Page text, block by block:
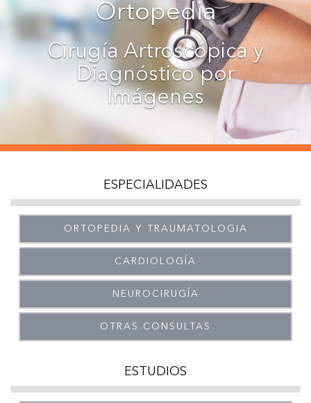
Ortopedia
Cirugía Artroscópica y
Diagnóstico por
Imágenes
ESPECIALIDADES
ORTOPEDIA Y TRAUMATOLOGIA
CARDIOLOGÍA
NEUROCIRUGÍA
OTRAS CONSULTAS
ESTUDIOS